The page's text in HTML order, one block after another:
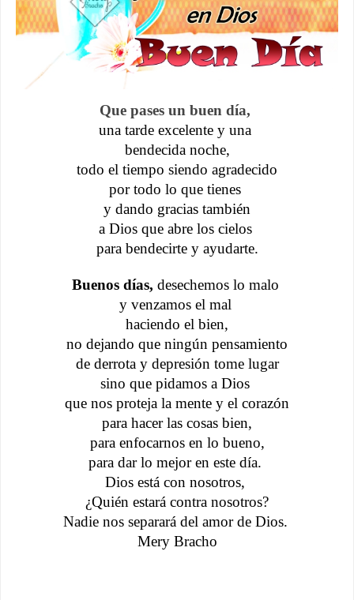
Que pases un buen día,
una tarde excelente y una
bendecida noche,
todo el tiempo siendo agradecido
por todo lo que tienes
y dando gracias también
a Dios que abre los cielos
para bendecirte y ayudarte.
Buenos días, desechemos lo malo
y venzamos el mal
haciendo el bien,
no dejando que ningún pensamiento
de derrota y depresión tome lugar
sino que pidamos a Dios
que nos proteja la mente y el corazón
para hacer las cosas bien,
para enfocarnos en lo bueno,
para dar lo mejor en este día.
Dios está con nosotros,
¿Quién estará contra nosotros?
Nadie nos separará del amor de Dios.
Mery Bracho